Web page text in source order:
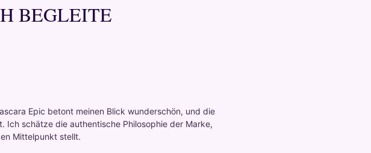
BEGLEITE
Epic betont meinen Blick wunderschön, und die
schätze die authentische Philosophie der Marke,
Mittelpunkt stellt.